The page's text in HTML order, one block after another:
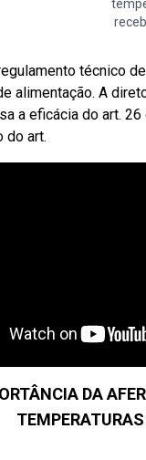
técnico
alimentação. A
a eficácia do art. 26
do art.
DA
TEMPERATURAS